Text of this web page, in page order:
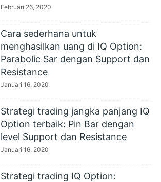
Februari 26, 2020
Cara sederhana untuk
menghasilkan uang di IQ Option:
Parabolic Sar dengan Support dan
Resistance
Januari 16, 2020
Strategi trading jangka panjang IQ
Option terbaik: Pin Bar dengan
level Support dan Resistance
Januari 16, 2020
Strategi trading IQ Option: